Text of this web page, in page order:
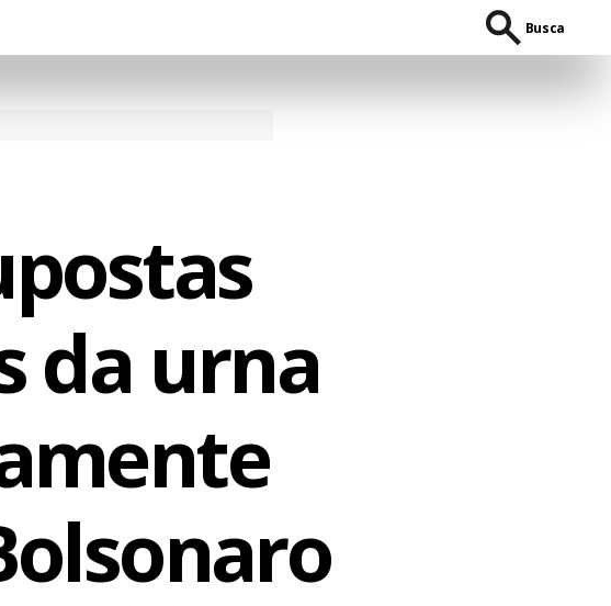
Busca
da urna